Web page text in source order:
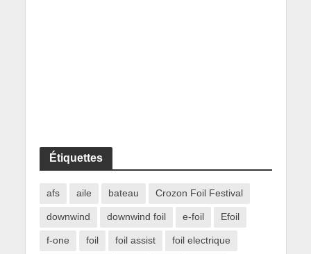
Étiquettes
afs aile bateau Crozon Foil Festival
downwind downwind foil e-foil Efoil
f-one foil foil assist foil electrique